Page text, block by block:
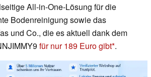
All-in-One-Lösung für die
Bodenreinigung sowie das
und Co., die es aktuell dank dem
für nur 189 Euro gibt .